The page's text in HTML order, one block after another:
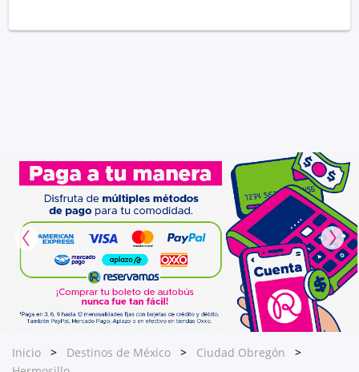
Inicio Destinos de México
Ciudad Obregón